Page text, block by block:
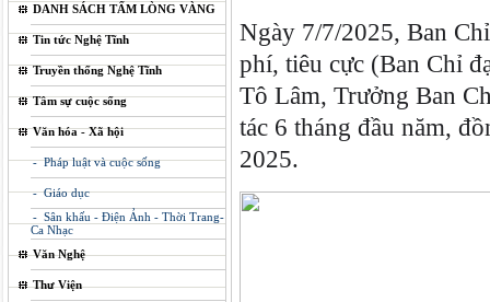
DANH SÁCH TẤM LÒNG VÀNG
Tin tức Nghệ Tĩnh
Truyền thống Nghệ Tĩnh
Tâm sự cuộc sống
Văn hóa - Xã hội
- Pháp luật và cuộc sống
- Giáo dục
- Sân khấu - Điện Ảnh - Thời Trang-
Ca Nhạc
Văn Nghệ
Thư Viện
Ngày 7/7/2025, Ban
phí, tiêu cực (Ban Chỉ
Tô Lâm, Trưởng Ban
tác 6 tháng đầu năm,
2025.